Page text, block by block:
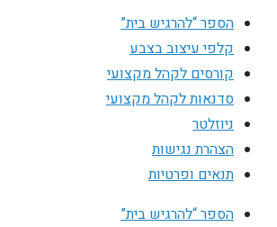
הספר “להרגיש בית”
קלפי עיצוב בצבע
קורסים לקהל מקצועי
סדנאות לקהל מקצועי
ניוזלטר
הצהרת נגישות
תנאים ופרטיות
הספר “להרגיש בית”